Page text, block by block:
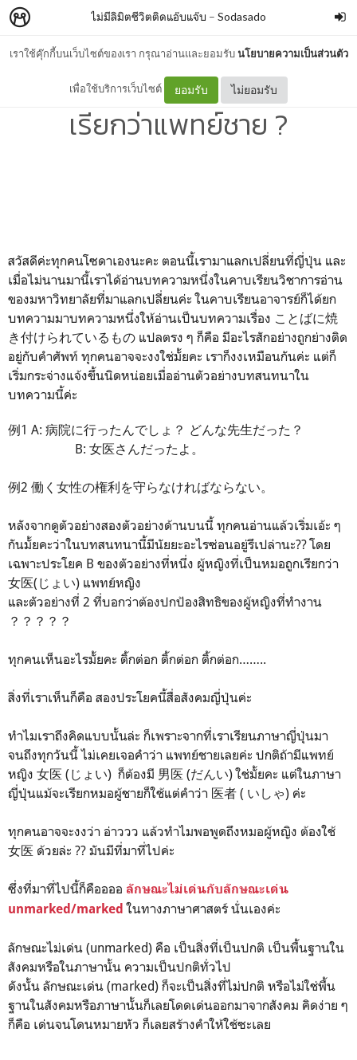
เราใช้คุ๊กกี้บนเว็บไซต์ของเรา กรุณาอ่านและยอมรับนโยบายความเป็นส่วนตัว
เพื่อใช้บริการเว็บไซต์ ยอมรับ ไม่ยอมรับ
ไม่มีลิมิตชีวิตติดแอ๊บแจ๊บ – Sodasado
ทำไมเรียกว่าแพทย์หญิง แต่ไม่
เรียกว่าแพทย์ชาย ?
สวัสดีค่ะทุกคนโซดาเองนะคะ ตอนนี้เรามาแลกเปลี่ยนที่ญี่ปุ่น และ
เมื่อไม่นานมานี้เราได้อ่านบทความหนึ่งในคาบเรียนวิชาการอ่าน
ของมหาวิทยาลัยที่มาแลกเปลี่ยนค่ะ ในคาบเรียนอาจารย์ก็ได้ยก
บทความมาบทความหนึ่งให้อ่านเป็นบทความเรื่อง ことばに焼
き付けられているもの แปลตรง ๆ ก็คือ มีอะไรสักอย่างถูกย่างติด
อยู่กับคำศัพท์ ทุกคนอาจจะงงใช่มั้ยคะ เราก็งงเหมือนกันค่ะ แต่ก็
เริ่มกระจ่างแจ้งขึ้นนิดหน่อยเมื่ออ่านตัวอย่างบทสนทนาใน
บทความนี้ค่ะ
例1 A: 病院に行ったんでしょ？ どんな先生だった？
B: 女医さんだったよ。
例2 働く女性の権利を守らなければならない。
หลังจากดูตัวอย่างสองตัวอย่างด้านบนนี้ ทุกคนอ่านแล้วเริ่มเอ้ะ ๆ
กันมั้ยคะว่าในบทสนทนานี้มีนัยยะอะไรซ่อนอยู่รึเปล่านะ?? โดย
เฉพาะประโยค B ของตัวอย่างที่หนึ่ง ผู้หญิงที่เป็นหมอถูกเรียกว่า
女医(じょい) แพทย์หญิง
และตัวอย่างที่ 2 ที่บอกว่าต้องปกป้องสิทธิของผู้หญิงที่ทำงาน
？？？？？
ทุกคนเห็นอะไรมั้ยคะ ติ้กต่อก ติ้กต่อก ติ้กต่อก……..
สิ่งที่เราเห็นก็คือ สองประโยคนี้สื่อสังคมญี่ปุ่นค่ะ
ทำไมเราถึงคิดแบบนั้นล่ะ ก็เพราะจากที่เราเรียนภาษาญี่ปุ่นมา
จนถึงทุกวันนี้ ไม่เคยเจอคำว่า แพทย์ชายเลยค่ะ ปกติถ้ามีแพทย์
หญิง 女医 (じょい) ก็ต้องมี 男医 (だんい) ใช่มั้ยคะ แต่ในภาษา
ญี่ปุ่นแม้จะเรียกหมอผู้ชายก็ใช้แต่คำว่า 医者 ( いしゃ) ค่ะ
ทุกคนอาจจะงงว่า อ่าววว แล้วทำไมพอพูดถึงหมอผู้หญิง ต้องใช้
女医 ด้วยล่ะ ?? มันมีที่มาที่ไปค่ะ
ซึ่งที่มาที่ไปนี้ก็คืออออ ลักษณะไม่เด่นกับลักษณะเด่น
unmarked/marked ในทางภาษาศาสตร์ นั่นเองค่ะ
ลักษณะไม่เด่น (unmarked) คือ เป็นสิ่งที่เป็นปกติ เป็นพื้นฐานใน
สังคมหรือในภาษานั้น ความเป็นปกติทั่วไป
ดังนั้น ลักษณะเด่น (marked) ก็จะเป็นสิ่งที่ไม่ปกติ หรือไม่ใช่พื้น
ฐานในสังคมหรือภาษานั้นก็เลยโดดเด่นออกมาจากสังคม คิดง่าย ๆ
ก็คือ เด่นจนโดนหมายหัว ก็เลยสร้างคำให้ใช้ซะเลย